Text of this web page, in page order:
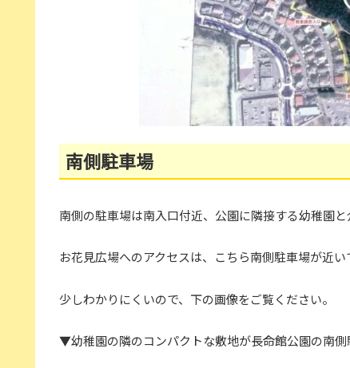
南側駐車場
南側の駐車場は南入口付近、公園に隣接する幼稚園と
お花見広場へのアクセスは、こちら南側駐車場が近い
少しわかりにくいので、下の画像をご覧ください。
▼幼稚園の隣のコンパクトな敷地が長命館公園の南側